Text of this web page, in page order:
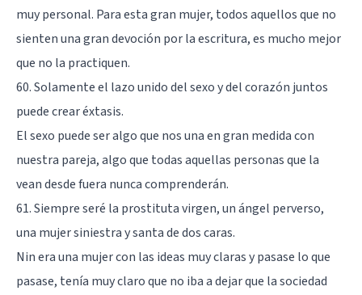
muy personal. Para esta gran mujer, todos aquellos que no
sienten una gran devoción por la escritura, es mucho mejor
que no la practiquen.
60. Solamente el lazo unido del sexo y del corazón juntos
puede crear éxtasis.
El sexo puede ser algo que nos una en gran medida con
nuestra pareja, algo que todas aquellas personas que la
vean desde fuera nunca comprenderán.
61. Siempre seré la prostituta virgen, un ángel perverso,
una mujer siniestra y santa de dos caras.
Nin era una mujer con las ideas muy claras y pasase lo que
pasase, tenía muy claro que no iba a dejar que la sociedad